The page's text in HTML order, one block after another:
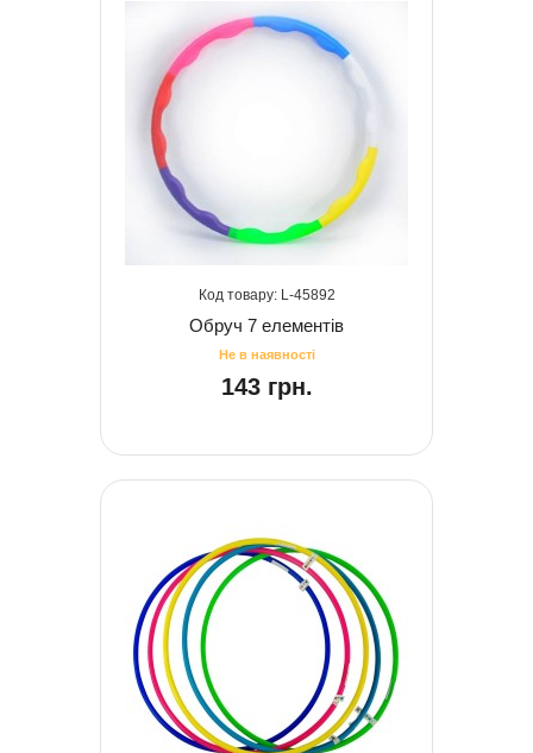
45892
Обруч 7 елементів
143 грн.